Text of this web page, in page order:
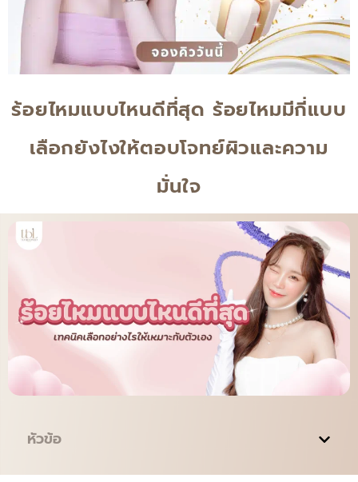
ร้อยไหมแบบไหนดีที่สุด ร้อยไหมมีกี่แบบ
เลือกยังไงให้ตอบโจทย์ผิวและความ
มั่นใจ
หัวข้อ